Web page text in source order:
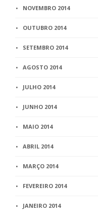
NOVEMBRO 2014
OUTUBRO 2014
SETEMBRO 2014
AGOSTO 2014
JULHO 2014
JUNHO 2014
MAIO 2014
ABRIL 2014
MARÇO 2014
FEVEREIRO 2014
JANEIRO 2014